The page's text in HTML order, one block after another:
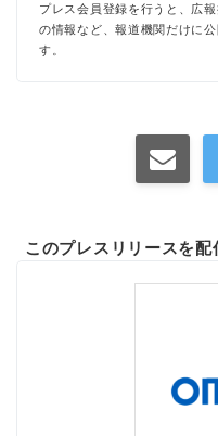
プレス会員登録を行うと、広
の情報など、報道機関だけに
す。
このプレスリリースを